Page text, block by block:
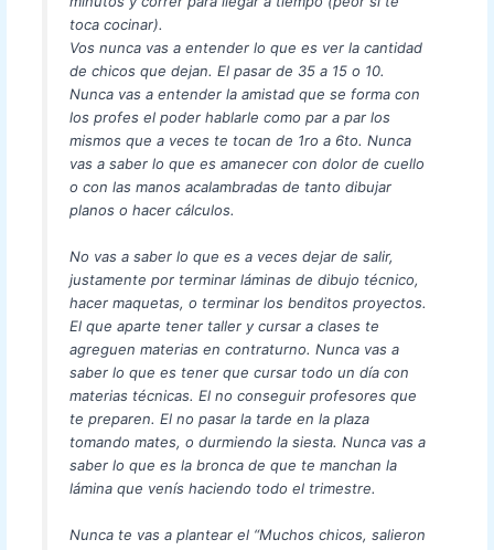
toca cocinar).
Vos nunca vas a entender lo que es ver la cantidad
de chicos que dejan. El pasar de 35 a 15 o 10.
Nunca vas a entender la amistad que se forma con
los profes el poder hablarle como par a par los
mismos que a veces te tocan de 1ro a 6to. Nunca
vas a saber lo que es amanecer con dolor de cuello
o con las manos acalambradas de tanto dibujar
planos o hacer cálculos.
No vas a saber lo que es a veces dejar de salir,
justamente por terminar láminas de dibujo técnico,
hacer maquetas, o terminar los benditos proyectos.
El que aparte tener taller y cursar a clases te
agreguen materias en contraturno. Nunca vas a
saber lo que es tener que cursar todo un día con
materias técnicas. El no conseguir profesores que
te preparen. El no pasar la tarde en la plaza
tomando mates, o durmiendo la siesta. Nunca vas a
saber lo que es la bronca de que te manchan la
lámina que venís haciendo todo el trimestre.
Nunca te vas a plantear el “Muchos chicos, salieron